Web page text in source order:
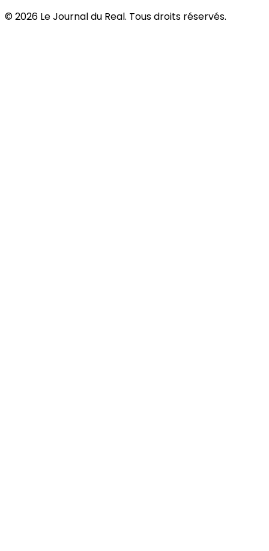
©2026 Le Journal du Real. Tous droits réservés.